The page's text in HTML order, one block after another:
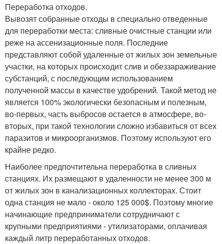
Переработка отходов.
Вывозят собранные отходы в специально отведенные
для переработки места: сливные очистные станции или
реже на ассенизационные поля. Последние
представляют собой удаленные от жилых зон земельные
участки, на которых происходит слив и обеззараживание
субстанций, с последующим использованием
полученной массы в качестве удобрений. Такой метод не
является 100% экологически безопасным и полезным,
во-первых, часть выбросов остается в атмосфере, во-
вторых, при такой технологии сложно избавиться от всех
паразитов и микроорганизмов. Поэтому используют его
крайне редко.
Наиболее предпочтительна переработка в сливных
станциях. Их размещают в удаленности не менее 300 м
от жилых зон в канализационных коллекторах. Стоит
одна станция не мало - около 125 000$. Поэтому многие
начинающие предприниматели сотрудничают с
крупными предприятиями - утилизаторами, оплачивая
каждый литр переработанных отходов.